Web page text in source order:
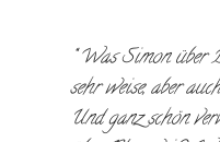
Was Simon über
sehr weise, aber
Und ganz schön